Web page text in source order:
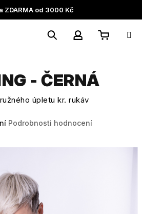
ZDARMA od 3000 Kč
- ČERNÁ
úpletu kr. rukáv
Podrobnosti hodnocení